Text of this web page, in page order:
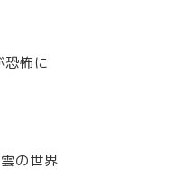
怖に
の世界